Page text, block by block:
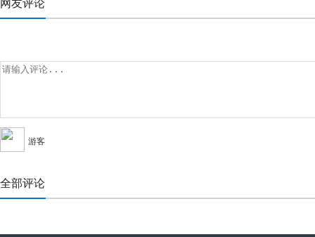
网友评论
游客
全部评论